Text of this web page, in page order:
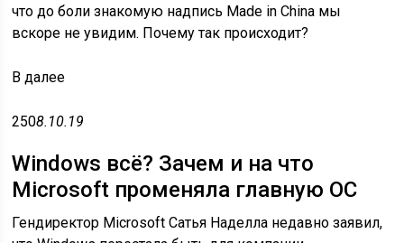
что до боли знакомую надпись Made in China мы
вскоре не увидим. Почему так происходит?
Вдалее
2508.10.19
Windows всё? Зачем и на что
Microsoft променяла главную ОС
Гендиректор Microsoft Сатья Наделла недавно заявил,